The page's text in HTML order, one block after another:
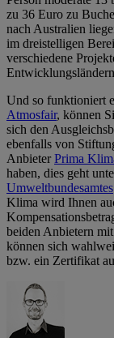
zu 36 Euro zu
nach Australien
im dreistelligen
verschiedene
Und so funktioniert
Atmosfair, können
sich den
ebenfalls von
AnbieterPrima
haben, dies geht
Umweltbundesamtes
Klima wird Ihnen
beiden Anbietern
können sich
bzw. ein Zertifikat